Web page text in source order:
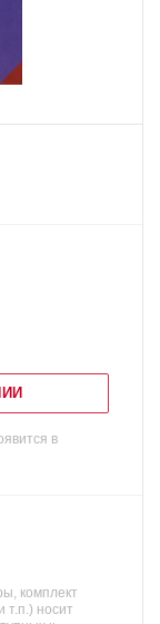
в
комплект
т.п.) носит